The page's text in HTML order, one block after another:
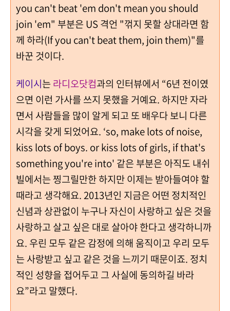
you can't beat 'em don't mean you should
join 'em" 부분은 US 격언 "꺾지 못할 상대라면 함
께 하라(If you can't beat them, join them)"를
바꾼 것이다.
케이시는 라디오닷컴과의 인터뷰에서 “6년 전이였
으면 이런 가사를 쓰지 못했을 거예요. 하지만 자라
면서 사람들을 많이 알게 되고 또 배우다 보니 다른
시각을 갖게 되었어요. ‘so, make lots of noise,
kiss lots of boys. or kiss lots of girls, if that's
something you're into' 같은 부분은 아직도 내쉬
빌에서는 찡그릴만한 하지만 이제는 받아들여야 할
때라고 생각해요. 2013년인 지금은 어떤 정치적인
신념과 상관없이 누구나 자신이 사랑하고 싶은 것을
사랑하고 살고 싶은 대로 살아야 한다고 생각하니까
요. 우린 모두 같은 감정에 의해 움직이고 우리 모두
는 사랑받고 싶고 같은 것을 느끼기 때문이죠. 정치
적인 성향을 접어두고 그 사실에 동의하길 바라
요”라고 말했다.